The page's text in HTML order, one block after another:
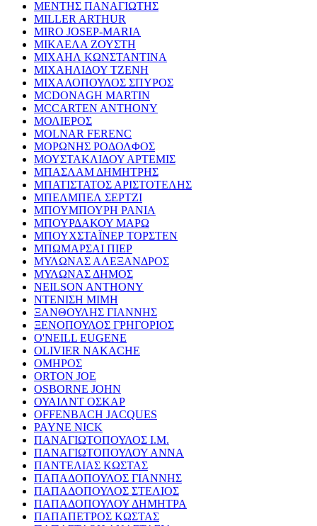
ΜΕΝΤΗΣ ΠΑΝΑΓΙΩΤΗΣ
MILLER ARTHUR
MIRO JOSEP-MARIA
ΜΙΚΑΕΛΑ ΖΟΥΣΤΗ
ΜΙΧΑΗΛ ΚΩΝΣΤΑΝΤΙΝΑ
ΜΙΧΑΗΛΙΔΟΥ ΤΖΕΝΗ
ΜΙΧΑΛΟΠΟΥΛΟΣ ΣΠΥΡΟΣ
MCDONAGH MARTIN
MCCARTEN ANTHONY
ΜΟΛΙΕΡΟΣ
MOLNAR FERENC
ΜΟΡΩΝΗΣ ΡΟΔΟΛΦΟΣ
ΜΟΥΣΤΑΚΛΙΔΟΥ ΑΡΤΕΜΙΣ
ΜΠΑΣΛΑΜ ΔΗΜΗΤΡΗΣ
ΜΠΑΤΙΣΤΑΤΟΣ ΑΡΙΣΤΟΤΕΛΗΣ
ΜΠΕΛΜΠΕΛ ΣΕΡΤΖΙ
ΜΠΟΥΜΠΟΥΡΗ ΡΑΝΙΑ
ΜΠΟΥΡΔΑΚΟΥ ΜΑΡΩ
ΜΠΟΥΧΣΤΑΪΝΕΡ ΤΟΡΣΤΕΝ
ΜΠΩΜΑΡΣΑΙ ΠΙΕΡ
ΜΥΛΩΝΑΣ ΑΛΕΞΑΝΔΡΟΣ
ΜΥΛΩΝΑΣ ΔΗΜΟΣ
NEILSON ANTHONY
ΝΤΕΝΙΣΗ ΜΙΜΗ
ΞΑΝΘΟΥΛΗΣ ΓΙΑΝΝΗΣ
ΞΕΝΟΠΟΥΛΟΣ ΓΡΗΓΟΡΙΟΣ
O'NEILL EUGENE
OLIVIER NAKACHE
ΟΜΗΡΟΣ
ORTON JOE
OSBORNE JOHN
ΟΥΑΙΛΝΤ ΟΣΚΑΡ
OFFENBACH JACQUES
PAYNE NICK
ΠΑΝΑΓΙΩΤΟΠΟΥΛΟΣ Ι.Μ.
ΠΑΝΑΓΙΩΤΟΠΟΥΛΟΥ ΑΝΝΑ
ΠΑΝΤΕΛΙΑΣ ΚΩΣΤΑΣ
ΠΑΠΑΔΟΠΟΥΛΟΣ ΓΙΑΝΝΗΣ
ΠΑΠΑΔΟΠΟΥΛΟΣ ΣΤΕΛΙΟΣ
ΠΑΠΑΔΟΠΟΥΛΟΥ ΔΗΜΗΤΡΑ
ΠΑΠΑΠΕΤΡΟΣ ΚΩΣΤΑΣ